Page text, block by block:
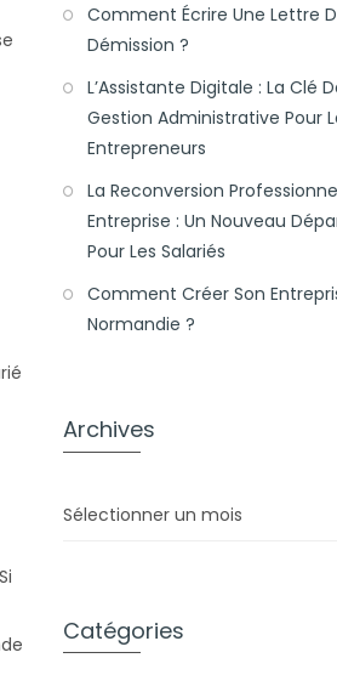
Comment Écrire Une Lettre
Démission ?
L’Assistante Digitale : La Clé
Gestion Administrative Pour
Entrepreneurs
La Reconversion
Entreprise : Un Nouveau
Pour Les Salariés
Comment Créer Son
Normandie ?
Archives
Catégories